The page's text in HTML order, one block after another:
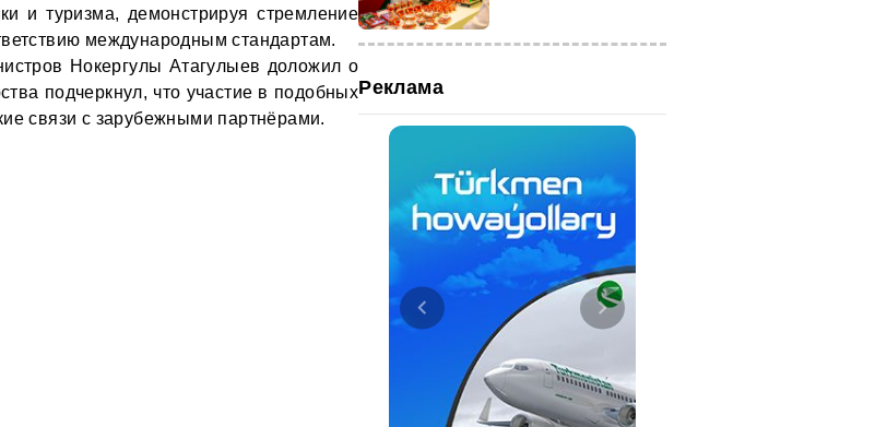
и туризма, демонстрируя стремление
международным стандартам.
Нокергулы Атагулыев доложил о
подчеркнул, что участие в подобных
связи с зарубежными партнёрами.
Реклама